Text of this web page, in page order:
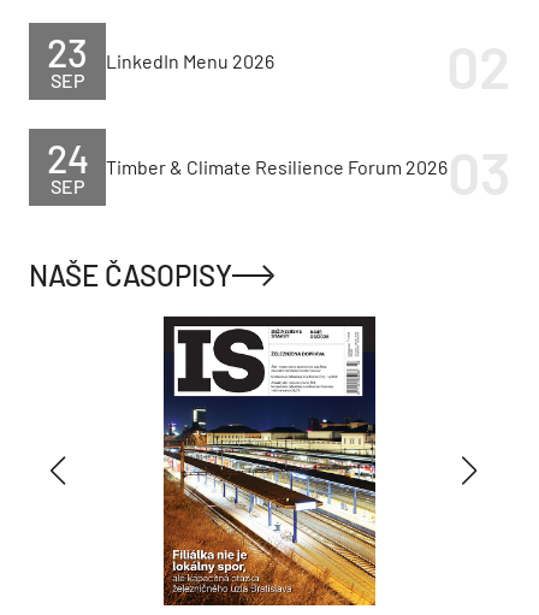
SEP
23 LinkedIn Menu 2026
SEP
24 Timber & Climate Resilience Forum 2026
NAŠE ČASOPISY